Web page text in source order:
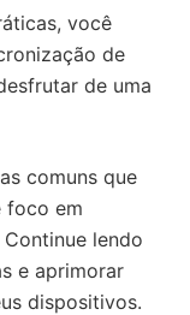
você
de
de uma
comuns que
foco em
lendo
e aprimorar
dispositivos.